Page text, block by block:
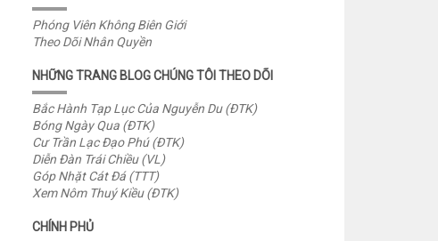
Phóng Viên Không Biên Giới
Theo Dõi Nhân Quyền
NHỮNG TRANG BLOG CHÚNG TÔI THEO DÕI
Bắc Hành Tạp Lục Của Nguyễn Du (ĐTK)
Bóng Ngày Qua (ĐTK)
Cư Trần Lạc Đạo Phú (ĐTK)
Diễn Đàn Trái Chiều (VL)
Góp Nhặt Cát Đá (TTT)
Xem Nôm Thuý Kiều (ĐTK)
CHÍNH PHỦ